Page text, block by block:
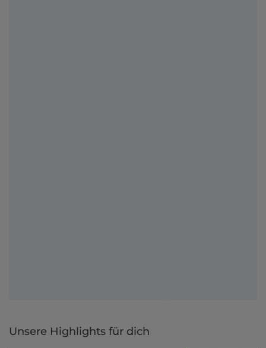
Unsere Highlights für dich